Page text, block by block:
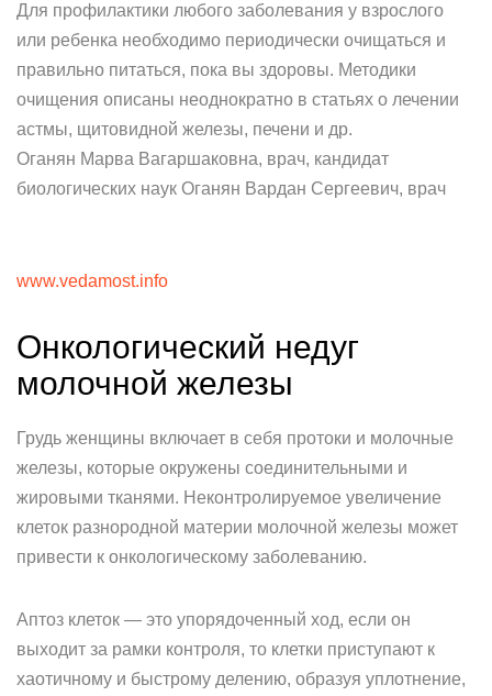
Для профилактики любого заболевания у взрослого
или ребенка необходимо периодически очищаться и
правильно питаться, пока вы здоровы. Методики
очищения описаны неоднократно в статьях о лечении
астмы, щитовидной железы, печени и др.
Оганян Марва Вагаршаковна, врач, кандидат
биологических наук Оганян Вардан Сергеевич, врач
www.vedamost.info
Онкологический недуг
молочной железы
Грудь женщины включает в себя протоки и молочные
железы, которые окружены соединительными и
жировыми тканями. Неконтролируемое увеличение
клеток разнородной материи молочной железы может
привести к онкологическому заболеванию.
Аптоз клеток — это упорядоченный ход, если он
выходит за рамки контроля, то клетки приступают к
хаотичному и быстрому делению, образуя уплотнение,